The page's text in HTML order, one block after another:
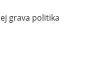
grava politika